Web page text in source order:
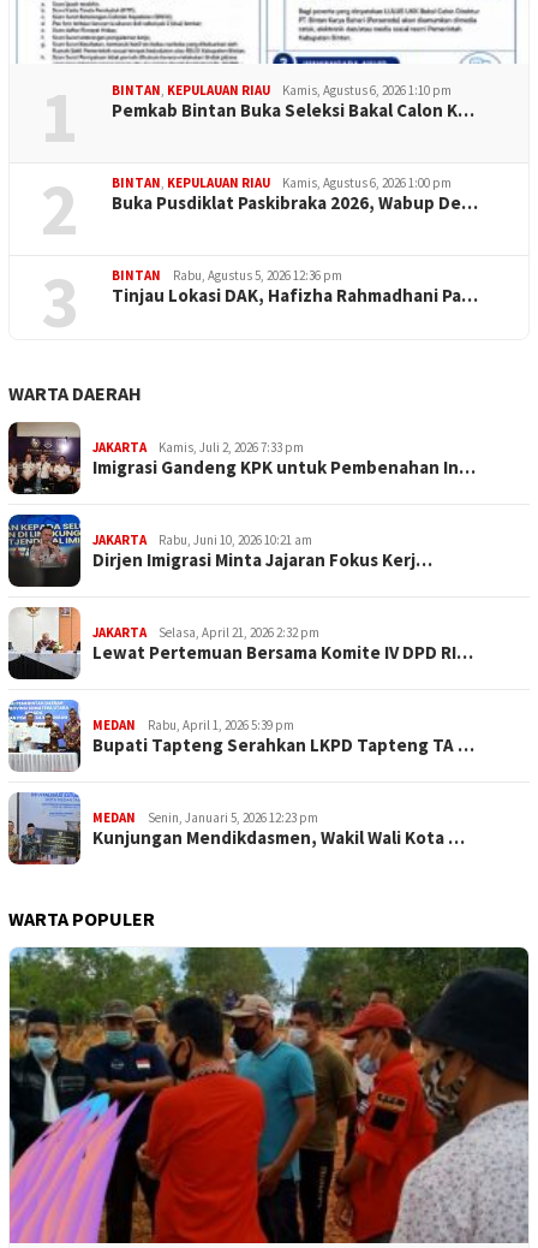
1 BINTAN KEPULAUAN RIAU Kamis, Agustus 6, 2026 1:10 pm
Pemkab Bintan Buka Seleksi Bakal Calon K…
2 BINTAN KEPULAUAN RIAU Kamis, Agustus 6, 2026 1:00 pm
Buka Pusdiklat Paskibraka 2026, Wabup De…
3 BINTAN Rabu, Agustus 5, 2026 12:36 pm
Tinjau Lokasi DAK, Hafizha Rahmadhani Pa…
WARTA DAERAH
JAKARTA Kamis, Juli 2, 2026 7:33 pm
Imigrasi Gandeng KPK untuk Pembenahan In…
JAKARTA Rabu, Juni 10, 2026 10:21 am
Dirjen Imigrasi Minta Jajaran Fokus Kerj…
JAKARTA Selasa, April 21, 2026 2:32 pm
Lewat Pertemuan Bersama Komite IV DPD RI…
MEDAN Rabu, April 1, 2026 5:39 pm
Bupati Tapteng Serahkan LKPD Tapteng TA …
MEDAN Senin, Januari 5, 2026 12:23 pm
Kunjungan Mendikdasmen, Wakil Wali Kota …
WARTA POPULER